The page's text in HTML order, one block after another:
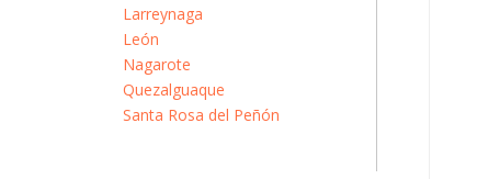
Larreynaga
León
Nagarote
Quezalguaque
Santa Rosa del Peñón